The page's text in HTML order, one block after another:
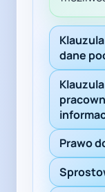
dane
Prawo